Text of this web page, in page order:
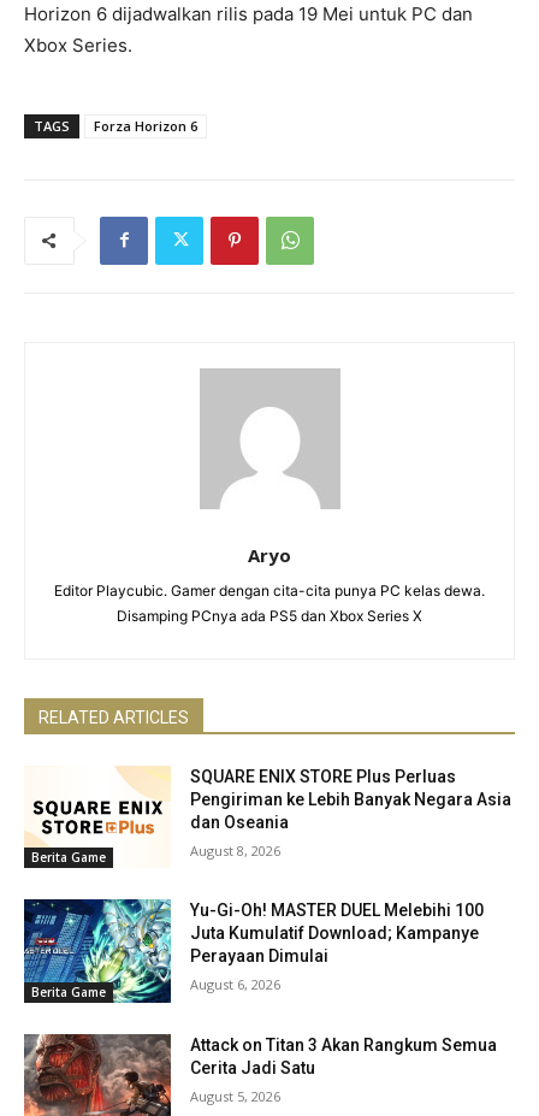
Horizon 6 dijadwalkan rilis pada 19 Mei untuk PC dan
Xbox Series.
TAGS Forza Horizon 6
Aryo
Editor Playcubic. Gamer dengan cita-cita punya PC kelas dewa.
Disamping PCnya ada PS5 dan Xbox Series X
RELATED ARTICLES
Berita Game
SQUARE ENIX STORE Plus Perluas
Pengiriman ke Lebih Banyak Negara Asia
dan Oseania
August 8, 2026
Berita Game
Yu-Gi-Oh! MASTER DUEL Melebihi 100
Juta Kumulatif Download; Kampanye
Perayaan Dimulai
August 6, 2026
Attack on Titan 3 Akan Rangkum Semua
Cerita Jadi Satu
August 5, 2026